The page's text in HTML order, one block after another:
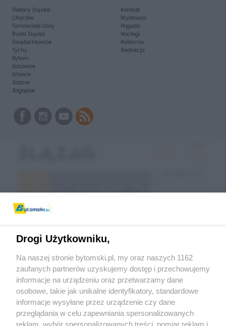
Piekary Śląskie
Chorzów
Tarnowskie Góry
Ruda Śląska
Świętochłowice
Tychy
Bytom
Katowice
Gliwice
Zabrze
Zagłębie
Kontakt
Wydawca
Pogoda
Noclegi
Reklama
Redakcja
Wróć do strony głównej
ślązag.pl
Drogi Użytkowniku,
Na naszej stronie bytomski.pl, my oraz naszych 1162
zaufanych partnerów uzyskujemy dostęp i przechowujemy
informacje na urządzeniu oraz przetwarzamy dane
osobowe, takie jak unikalne identyfikatory, standardowe
informacje wysyłane przez urządzenie czy dane
przeglądania w celu zapewniania spersonalizowanych
reklam, wybór spersonalizowanych treści, pomiar reklam i